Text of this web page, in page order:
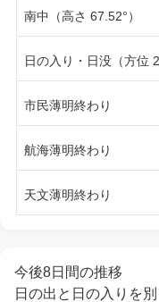
南中（高さ 67.52°）
日の入り・日没（方位
市民薄明終わり
航海薄明終わり
天文薄明終わり
今後8日間の推移
日の出と日の入りを